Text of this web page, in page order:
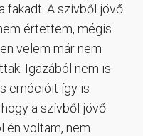
fakadt. A szívből jövő
értettem, mégis
velem már nem
Igazából nem is
emócióit így is
a szívből jövő
én voltam, nem